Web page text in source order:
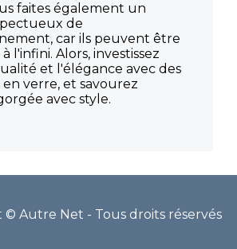
faites également un
de
car ils peuvent être
l'infini. Alors, investissez
et l'élégance avec des
verre, et savourez
avec style.
© Autre Net - Tous droits réservés